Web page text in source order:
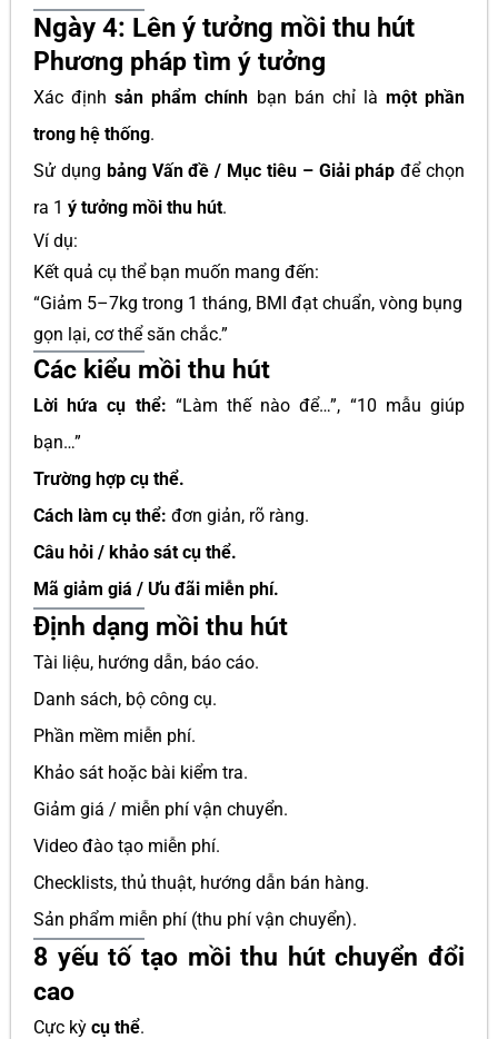
Ngày 4: Lên ý tưởng mồi thu hút
Phương pháp tìm ý tưởng
Xác địnhsản phẩm chính bạn bán chỉ là một phần
trong hệ thống.
Sử dụng bảng Vấn đề / Mục tiêu – Giải pháp để chọn
ra 1 ý tưởng mồi thu hút.
Ví dụ:
Kết quả cụ thể bạn muốn mang đến:
“Giảm 5–7kg trong 1 tháng, BMI đạt chuẩn, vòng bụng
gọn lại, cơ thể săn chắc.”
Các kiểu mồi thu hút
Lời hứa cụ thể: “Làm thế nào để…”, “10 mẫu giúp
bạn…”
Trường hợp cụ thể.
Cách làm cụ thể: đơn giản, rõ ràng.
Câu hỏi / khảo sát cụ thể.
Mã giảm giá / Ưu đãi miễn phí.
Định dạng mồi thu hút
Tài liệu, hướng dẫn, báo cáo.
Danh sách, bộ công cụ.
Phần mềm miễn phí.
Khảo sát hoặc bài kiểm tra.
Giảm giá / miễn phí vận chuyển.
Video đào tạo miễn phí.
Checklists, thủ thuật, hướng dẫn bán hàng.
Sản phẩm miễn phí (thu phí vận chuyển).
8 yếu tố tạo mồi thu hút chuyển đổi
cao
Cực kỳ cụ thể.